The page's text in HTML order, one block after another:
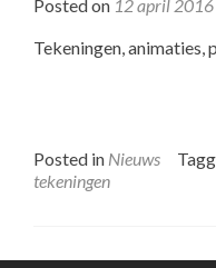
Posted on 12 april 2016
Tekeningen, animaties,
Posted in Nieuws
tekeningen